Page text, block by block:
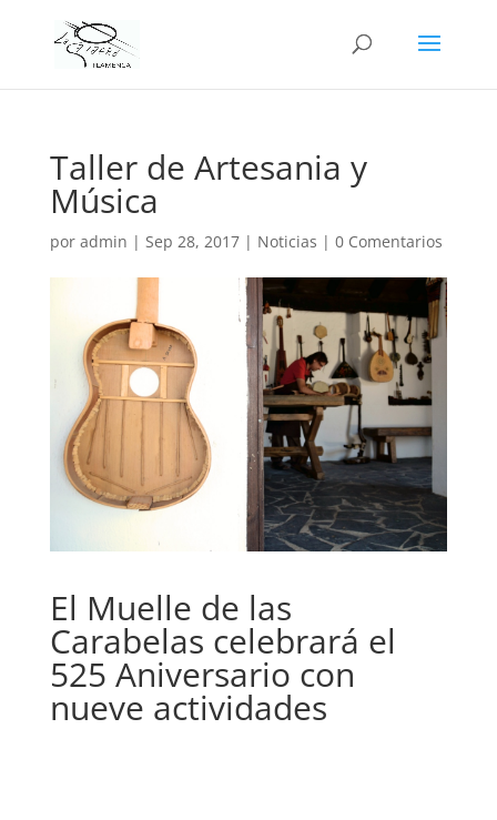
Taller de Artesania y
Música
por admin | Sep 28, 2017| Noticias | 0 Comentarios
El Muelle de las
Carabelas celebrará el
525 Aniversario con
nueve actividades